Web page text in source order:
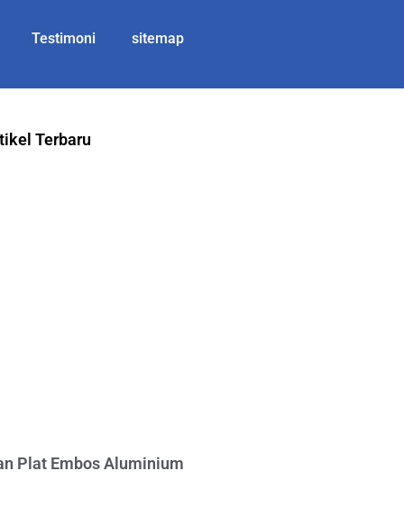
Testimoni sitemap
Terbaru
Plat Embos Aluminium